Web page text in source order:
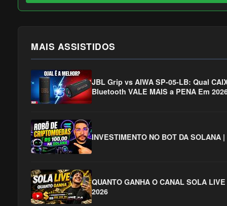
MAIS ASSISTIDOS
JBL Grip vs AIWA SP-05-LB: Qual
Bluetooth VALE MAIS a PENA Em
INVESTIMENTO NO BOT DA SOLANA
QUANTO GANHA O CANAL SOLA
2026